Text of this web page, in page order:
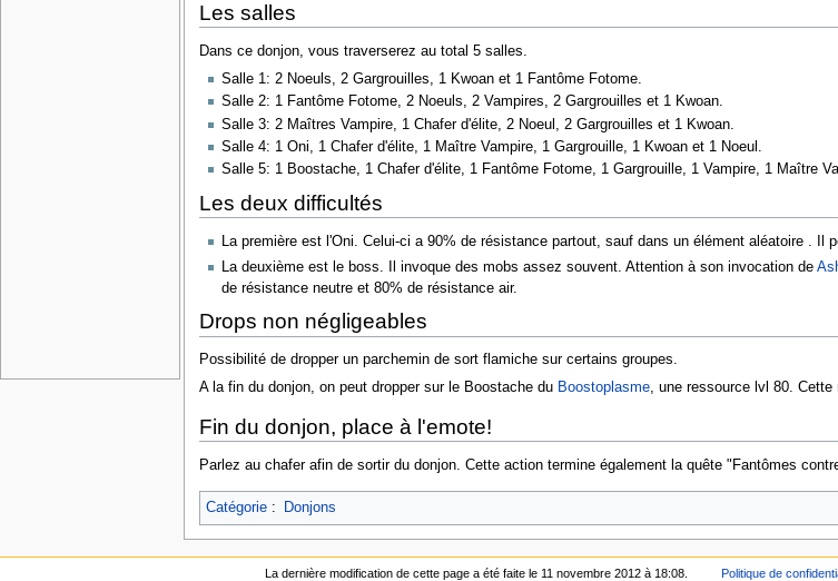
Les salles
Dans ce donjon, vous traverserez au total 5 salles.
Salle 1: 2 Noeuls, 2 Gargrouilles, 1 Kwoan et 1 Fantôme Fotome.
Salle 2: 1 Fantôme Fotome, 2 Noeuls, 2 Vampires, 2 Gargrouilles et 1 Kwoan.
Salle 3: 2 Maîtres Vampire, 1 Chafer d'élite, 2 Noeul, 2 Gargrouilles et 1 Kwoan.
Salle 4: 1 Oni, 1 Chafer d'élite, 1 Maître Vampire, 1 Gargrouille, 1 Kwoan et 1 Noeul.
Salle 5: 1 Boostache, 1 Chafer d'élite, 1 Fantôme Fotome, 1 Gargrouille, 1 Vampire, 1 Maître
Les deux difficultés
La première est l'Oni. Celui-ci a 90% de résistance partout, sauf dans un élément aléatoire .
La deuxième est le boss. Il invoque des mobs assez souvent. Attention à son invocation de
de résistance neutre et 80% de résistance air.
Drops non négligeables
Possibilité de dropper un parchemin de sort flamiche sur certains groupes.
A la fin du donjon, on peut dropper sur le Boostache du Boostoplasme, une ressource lvl 80. Cette
Fin du donjon, place à l'emote!
Parlez au chafer afin de sortir du donjon. Cette action termine également la quête "Fantômes
Catégorie: Donjons
La dernière modification de cette page a été faite le 11 novembre 2012 à 18:08. Politique de